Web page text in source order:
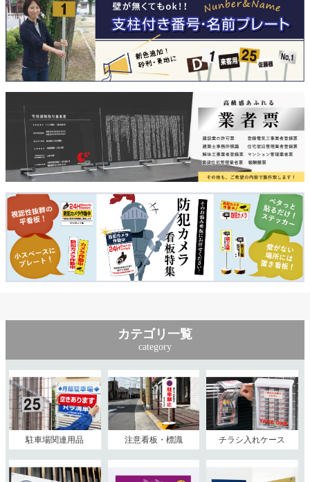
カテゴリ一覧
category
駐車場関連用品 注意看板・標識 チラシ入れケース